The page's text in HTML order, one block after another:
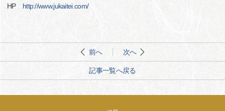
HP http://www.jukaitei.com/
前へ 次へ
記事一覧へ戻る